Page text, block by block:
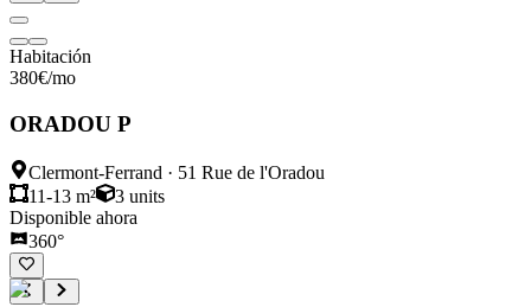
Habitación
380€/mo
ORADOU P
Clermont-Ferrand · 51 Rue de l'Oradou
11-13 m²
3 units
Disponible ahora
360°